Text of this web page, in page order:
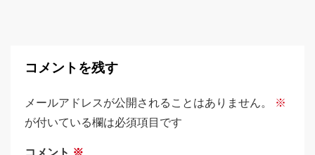
コメントを残す
メールアドレスが公開されることはありません。
※
が付いている欄は必須項目です
コメント ※